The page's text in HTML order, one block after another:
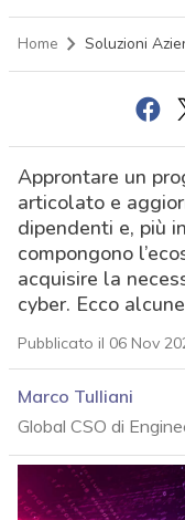
Home Soluzioni
Approntare un
articolato e
dipendenti e, più
compongono
acquisire la
cyber. Ecco
Pubblicato il 06 Nov
Marco Tulliani
Global CSO di